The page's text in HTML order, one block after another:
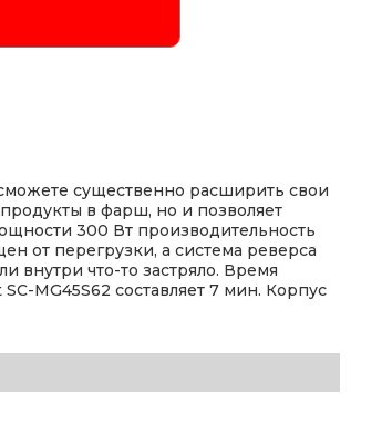
существенно расширить свои
в фарш, но и позволяет
300 Вт производительность
от перегрузки, а система реверса
внутри что-то застряло. Время
MG45S62 составляет 7 мин. Корпус